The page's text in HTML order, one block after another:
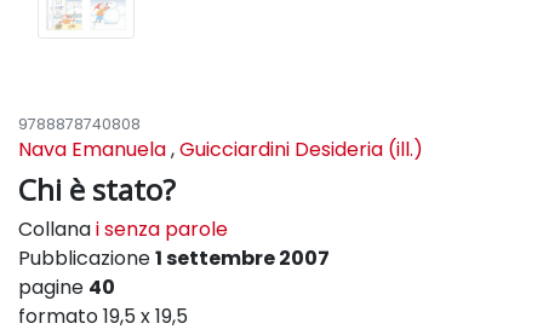
9788878740808
Nava Emanuela,Guicciardini Desideria (ill.)
Chi è stato?
Collanai senza parole
Pubblicazione1 settembre 2007
pagine 40
formato 19,5 x 19,5